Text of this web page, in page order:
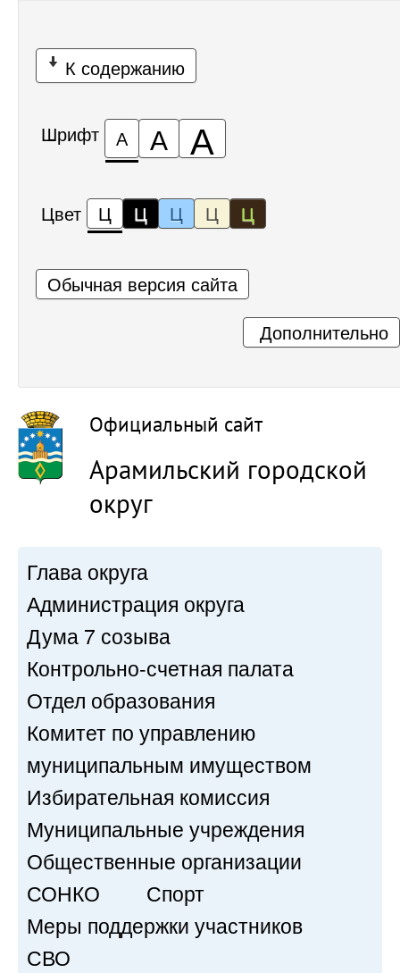
К содержанию
Шрифт А А А
Цвет Ц Ц Ц Ц Ц
Обычная версия сайта
Дополнительно
Официальный сайт
Арамильский городской
округ
Глава округа
Администрация округа
Дума 7 созыва
Контрольно-счетная палата
Отдел образования
Комитет по управлению
муниципальным имуществом
Избирательная комиссия
Муниципальные учреждения
Общественные организации
СОНКО
Спорт
Меры поддержки участников
СВО